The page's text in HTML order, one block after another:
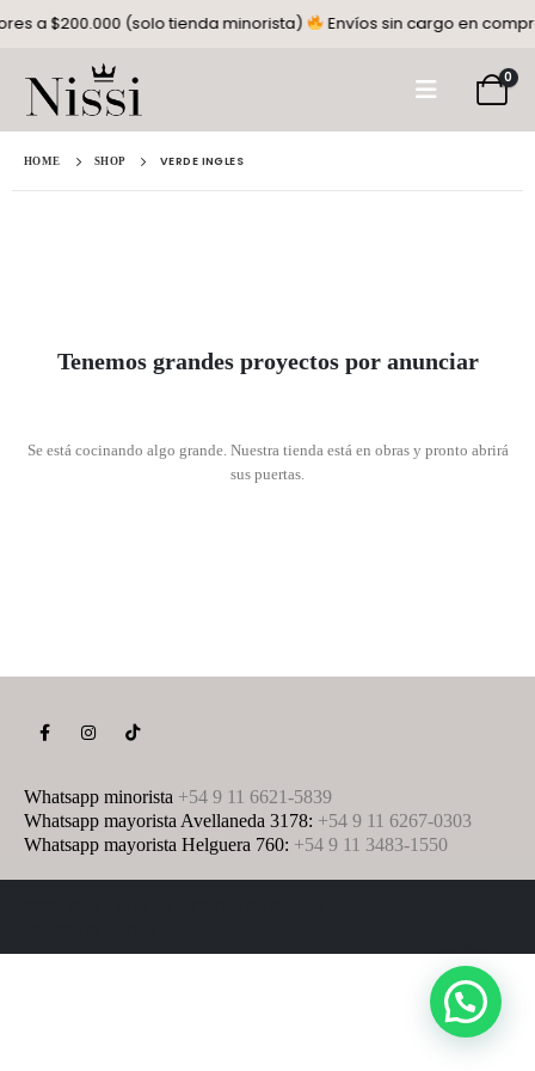
a $200.000 (solo tienda minorista) Envíos sin cargo en
0
HOME SHOP VERDE INGLES
Tenemos grandes proyectos por anunciar
Se está cocinando algo grande. Nuestra tienda está en obras y pronto abrirá
sus puertas.
Whatsapp minorista +54 9 11 6621-5839
Whatsapp mayorista Avellaneda 3178: +54 9 11 6267-0303
Whatsapp mayorista Helguera 760: +54 9 11 3483-1550